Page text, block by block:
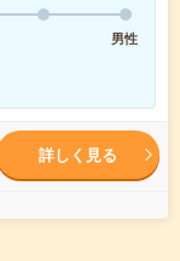
男性
詳しく見る